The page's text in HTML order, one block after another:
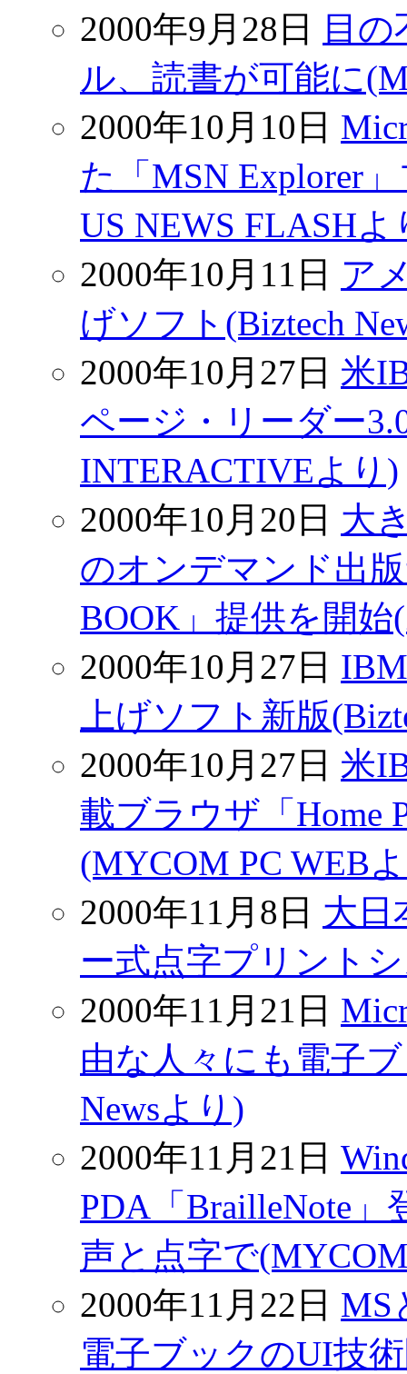
2000年9月28日
目
ル、読書が可能に
2000年10月10日
た「MSN Explorer
US NEWS FLASHよ
2000年10月11日 ア
げソフト(Biztech
2000年10月27日 米
ページ・リーダー
INTERACTIVEより)
2000年10月20日 大
のオンデマンド出
BOOK」提供を開始
2000年10月27日
上げソフト新版
2000年10月27日 米
載ブラウザ「Home
(MYCOM PC WEB
2000年11月8日 大日
ー式点字プリント
2000年11月21日
由な人々にも電子
Newsより)
2000年11月21日
PDA「BrailleNote
声と点字で
2000年11月22日 MS
電子ブックのUI技